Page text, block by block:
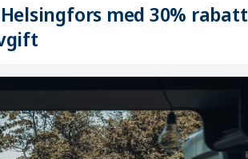
med 30% rabatt